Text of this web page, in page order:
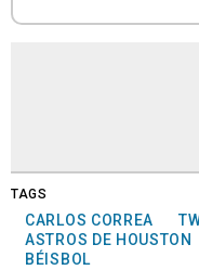
TAGS
CARLOS CORREA
ASTROS DE HOUSTON
BÉISBOL